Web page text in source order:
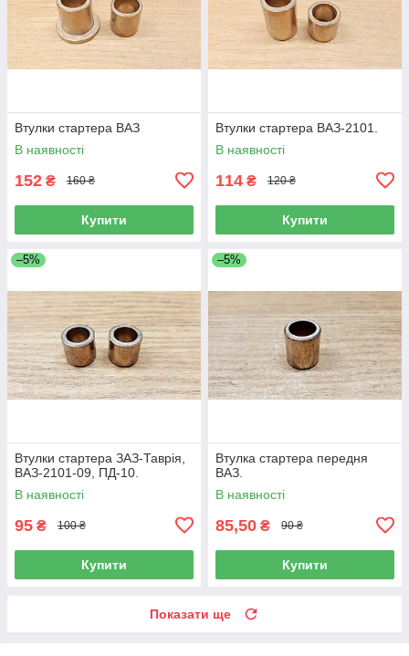
Втулки стартера ВАЗ
В наявності
152 ₴ 160 ₴
Купити
Втулки стартера ВАЗ-2101.
В наявності
114 ₴ 120 ₴
Купити
–5%
Втулки стартера ЗАЗ-Таврія,
ВАЗ-2101-09, ПД-10.
В наявності
95 ₴ 100 ₴
Купити
–5%
Втулка стартера передня
ВАЗ.
В наявності
85,50 ₴ 90 ₴
Купити
Показати ще